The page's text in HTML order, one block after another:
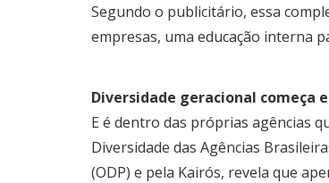
Segundo o publicitário, essa
empresas, uma educação interna
Diversidade geracional começa
E é dentro das próprias agências
Diversidade das Agências
(ODP) e pela Kairós, revela que